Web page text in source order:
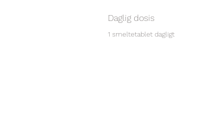
Daglig dosis
1 smeltetablet dagligt